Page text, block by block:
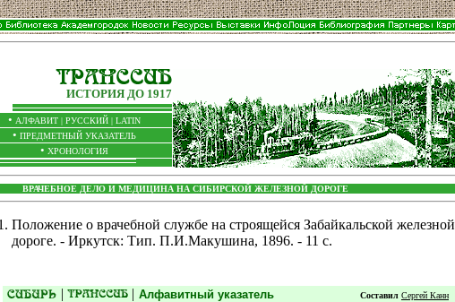
ИСТОРИЯ ДО 1917
• АЛФАВИТ | РУССКИЙ | LATIN
• ПРЕДМЕТНЫЙ УКАЗАТЕЛЬ
• ХРОНОЛОГИЯ
ВРАЧЕБНОЕ ДЕЛО И МЕДИЦИНА НА СИБИРСКОЙ ЖЕЛЕЗНОЙ ДОРОГЕ
Положение о врачебной службе на строящейся Забайкальской железной
дороге. - Иркутск: Тип. П.И.Макушина, 1896. - 11 с.
| | Алфавитный указатель Составил Сергей Канн